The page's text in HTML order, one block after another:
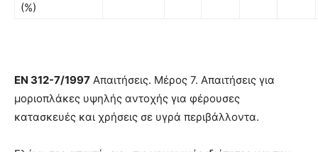
(%)
EN 312-7/1997 Απαιτήσεις. Μέρος 7. Απαιτήσεις για
µοριοπλάκες υψηλής αντοχής για φέρουσες
κατασκευές και χρήσεις σε υγρά περιβάλλοντα.